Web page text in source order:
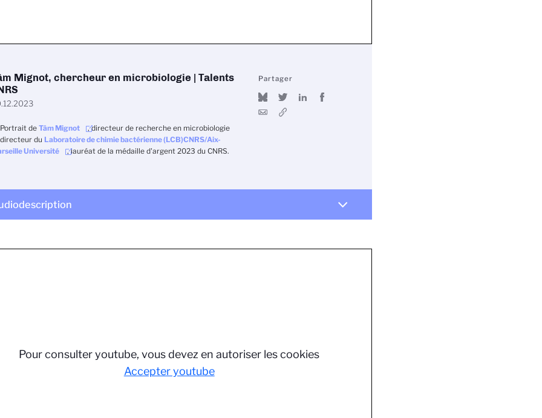
Mignot, chercheur en microbiologie | Talents
Portrait de Tâm Mignot
, directeur de recherche en microbiologie
du Laboratoire de chimie bactérienne (LCB)CNRS/Aix-
Université
, lauréat de la médaille d'argent 2023 du CNRS.
Partager
Pour consulter youtube, vous devez en autoriser les cookies
Accepter youtube